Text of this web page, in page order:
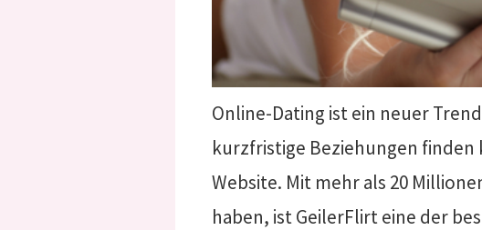
Online-Dating ist ein neuer
kurzfristige Beziehungen finden
Website. Mit mehr als 20
haben, ist GeilerFlirt eine der